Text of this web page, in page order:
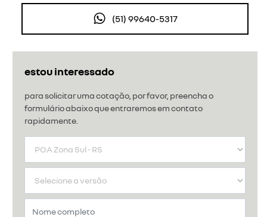
estou interessado
para solicitar uma cotação, por favor, preencha o
formulário abaixo que entraremos em contato
rapidamente.
(51) 99640-5317